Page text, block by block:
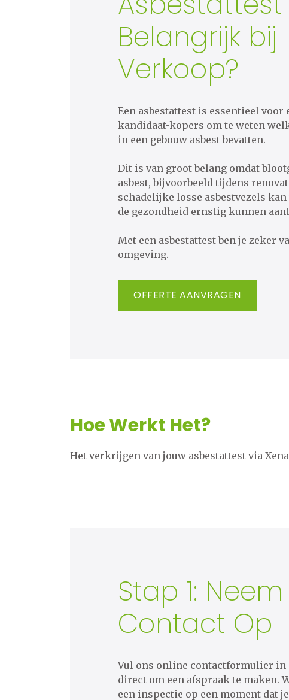
Belangrijk bij
Verkoop?
Een asbestattest is essentieel voor
kandidaat-kopers om te weten
in een gebouw asbest bevatten.
Dit is van groot belang omdat
asbest, bijvoorbeeld tijdens
schadelijke losse asbestvezels
de gezondheid ernstig kunnen
​​​​​​​Met een asbestattest ben je zeker
omgeving.
OFFERTE AANVRAGEN
Hoe Werkt Het?
Het verkrijgen van jouw asbestattest via
Stap 1: Neem
Contact Op
Vul ons online contactformulier in
direct om een afspraak te maken.
een inspectie op een moment dat